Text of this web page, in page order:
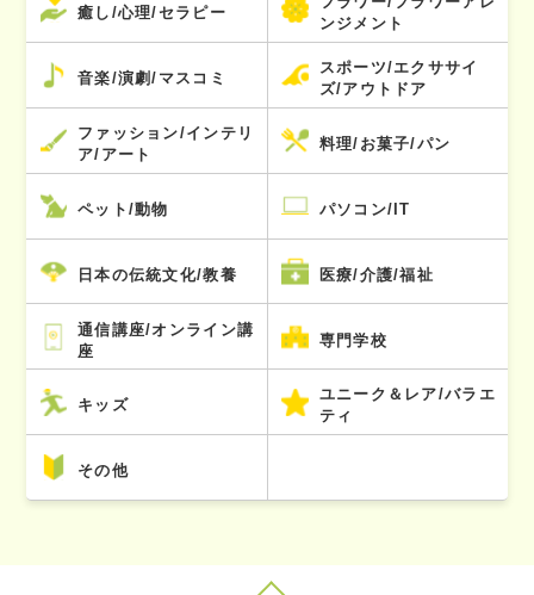
癒し/心理/セラピー
ンジメント
音楽/演劇/マスコミ
スポーツ/エクササイ
ズ/アウトドア
ファッション/インテリ
ア/アート
料理/お菓子/パン
ペット/動物 パソコン/IT
日本の伝統文化/教養 医療/介護/福祉
通信講座/オンライン講
座
専門学校
キッズ
ユニーク＆レア/バラエ
ティ
その他